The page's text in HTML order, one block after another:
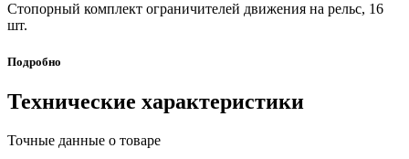
Стопорный комплект ограничителей движения на рельс, 16
шт.
Подробно
Технические характеристики
Точные данные о товаре